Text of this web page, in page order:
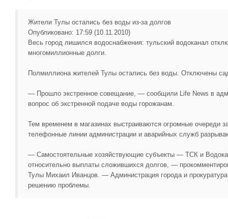
Жители Тулы остались без воды из-за долгов
Опубликовано: 17:59 (10.11.2010)
Весь город лишился водоснабжения: тульский водоканал
многомиллионные долги.
Полмиллиона жителей Тулы остались без воды. Отключены
— Прошло экстренное совещание, — сообщили Life News в
вопрос об экстренной подаче воды горожанам.
Тем временем в магазинах выстраиваются огромные очереди
телефонные линии администрации и аварийных служб
— Самостоятельные хозяйствующие субъекты — ТСК и
относительно выплаты сложившихся долгов, —
Тулы Михаил Иванцов. — Администрация города и
решению проблемы.